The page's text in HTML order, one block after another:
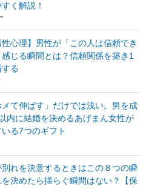
く解説！
性心理】男性が「この人は信頼でき
じる瞬間とは？信頼関係を築き1
る
メて伸ばす」だけでは浅い。男を成
内に結婚を決めるあげまん女性が
る7つのギフト
別れを決意するときはこの８つの瞬
決めたら揺らぐ瞬間はない？【保